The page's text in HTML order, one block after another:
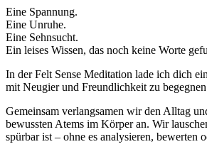
Eine Spannung.
Eine Unruhe.
Eine Sehnsucht.
Ein leises Wissen, das noch keine Worte
In der Felt Sense Meditation lade ich dich
mit Neugier und Freundlichkeit zu
Gemeinsam verlangsamen wir den Alltag
bewussten Atems im Körper an. Wir
spürbar ist – ohne es analysieren, bewerten